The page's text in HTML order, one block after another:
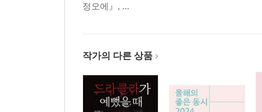
이세기 104 명품이 어디 따로 있냐 _서정홍 106
6부 숨어 있던 말들 다 데려와 노래는 참지 말고 불
아직 안 온 것들 _임미성 116 물비늘의 주인 _송
이안 121 눈동자 _정유경 122 조개 이야기 _김륭
정오에』, ...
작가의 다른 상품